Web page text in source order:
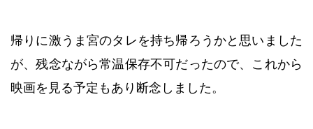
帰りに激うま宮のタレを持ち帰ろうかと思いました
が、残念ながら常温保存不可だったので、これから
映画を見る予定もあり断念しました。